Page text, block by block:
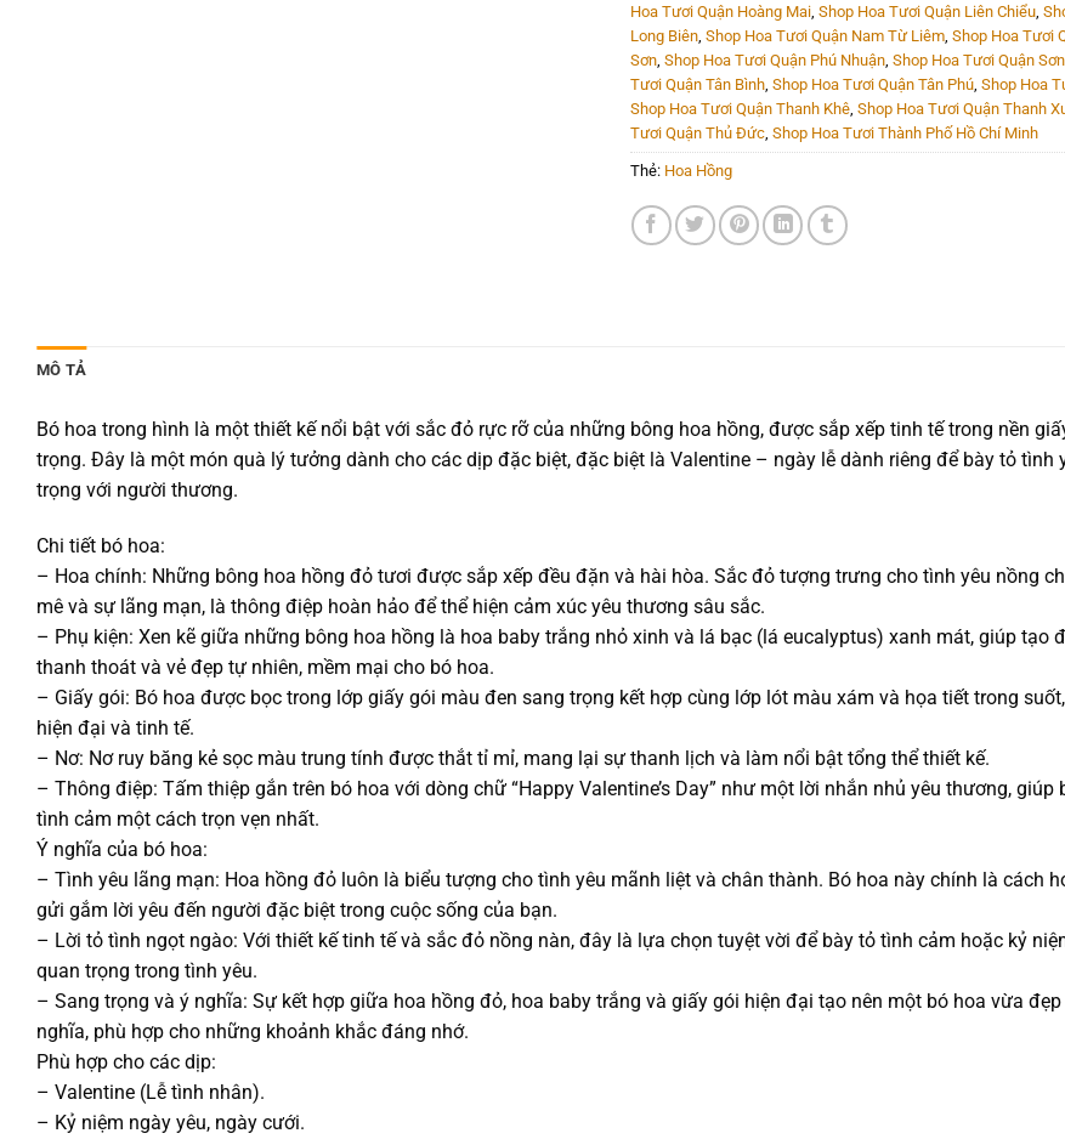
Hoa Tươi Quận Hoàng Mai, Shop Hoa Tươi Quận Liên Chiểu,
Long Biên, Shop Hoa Tươi Quận Nam Từ Liêm, Shop Hoa Tươi
Sơn, Shop Hoa Tươi Quận Phú Nhuận, Shop Hoa Tươi Quận
Tươi Quận Tân Bình, Shop Hoa Tươi Quận Tân Phú, Shop Hoa
Shop Hoa Tươi Quận Thanh Khê, Shop Hoa Tươi Quận Thanh
Tươi Quận Thủ Đức, Shop Hoa Tươi Thành Phố Hồ Chí Minh
Thẻ: Hoa Hồng
MÔ TẢ
Bó hoa trong hình là một thiết kế nổi bật với sắc đỏ rực rỡ của những bông hoa hồng, được sắp xếp tinh tế trong nền
trọng. Đây là một món quà lý tưởng dành cho các dịp đặc biệt, đặc biệt là Valentine – ngày lễ dành riêng để bày tỏ tình
trọng với người thương.
Chi tiết bó hoa:
– Hoa chính: Những bông hoa hồng đỏ tươi được sắp xếp đều đặn và hài hòa. Sắc đỏ tượng trưng cho tình yêu nồng
mê và sự lãng mạn, là thông điệp hoàn hảo để thể hiện cảm xúc yêu thương sâu sắc.
– Phụ kiện: Xen kẽ giữa những bông hoa hồng là hoa baby trắng nhỏ xinh và lá bạc (lá eucalyptus) xanh mát, giúp tạo
thanh thoát và vẻ đẹp tự nhiên, mềm mại cho bó hoa.
– Giấy gói: Bó hoa được bọc trong lớp giấy gói màu đen sang trọng kết hợp cùng lớp lót màu xám và họa tiết trong
hiện đại và tinh tế.
– Nơ: Nơ ruy băng kẻ sọc màu trung tính được thắt tỉ mỉ, mang lại sự thanh lịch và làm nổi bật tổng thể thiết kế.
– Thông điệp: Tấm thiệp gắn trên bó hoa với dòng chữ “Happy Valentine’s Day” như một lời nhắn nhủ yêu thương, giúp
tình cảm một cách trọn vẹn nhất.
Ý nghĩa của bó hoa:
– Tình yêu lãng mạn: Hoa hồng đỏ luôn là biểu tượng cho tình yêu mãnh liệt và chân thành. Bó hoa này chính là cách
gửi gắm lời yêu đến người đặc biệt trong cuộc sống của bạn.
– Lời tỏ tình ngọt ngào: Với thiết kế tinh tế và sắc đỏ nồng nàn, đây là lựa chọn tuyệt vời để bày tỏ tình cảm hoặc kỷ
quan trọng trong tình yêu.
– Sang trọng và ý nghĩa: Sự kết hợp giữa hoa hồng đỏ, hoa baby trắng và giấy gói hiện đại tạo nên một bó hoa vừa
nghĩa, phù hợp cho những khoảnh khắc đáng nhớ.
Phù hợp cho các dịp:
– Valentine (Lễ tình nhân).
– Kỷ niệm ngày yêu, ngày cưới.